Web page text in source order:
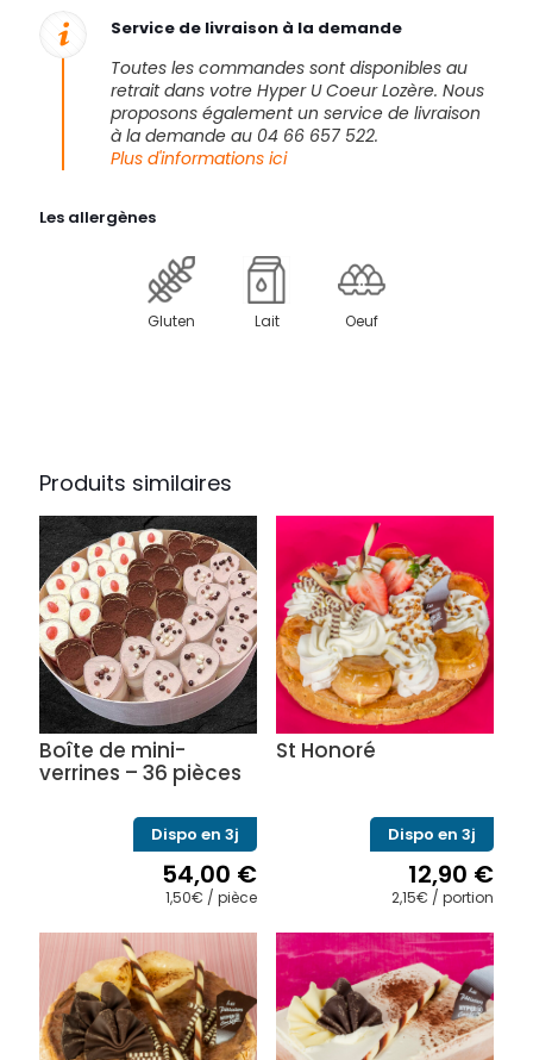
de
tarte
abricot
Service de livraison à la demande
Toutes les commandes sont disponibles au
retrait dans votre Hyper U Coeur Lozère. Nous
proposons également un service de livraison
à la demande au 04 66 657 522.
Plus d'informations ici
Les allergènes
Gluten Lait Oeuf
Produits similaires
Boîte de mini-
verrines – 36 pièces
Dispo en 3j
54,00 €
1,50€ / pièce
St Honoré
Dispo en 3j
12,90 €
2,15€ / portion